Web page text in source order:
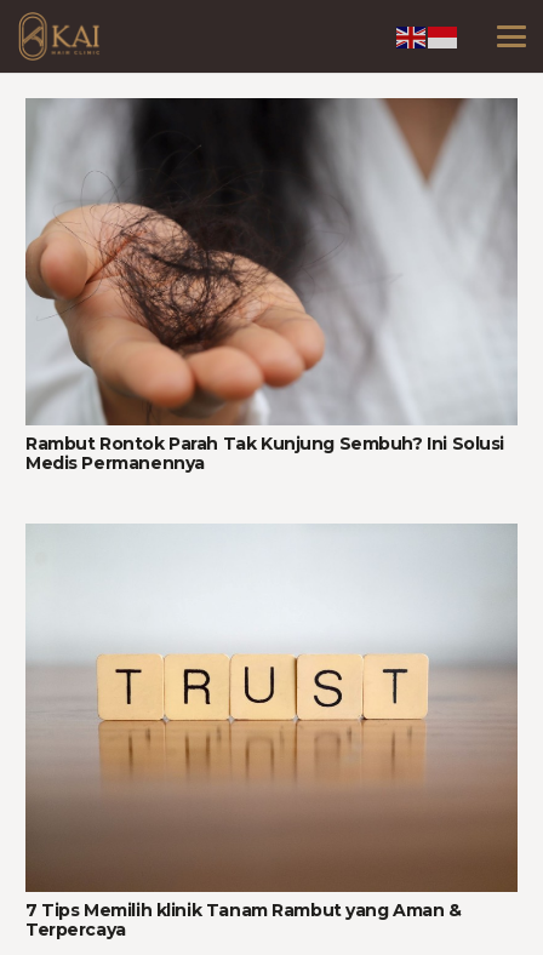
Rambut Rontok Parah Tak Kunjung Sembuh? Ini Solusi
Medis Permanennya
7 Tips Memilih klinik Tanam Rambut yang Aman &
Terpercaya